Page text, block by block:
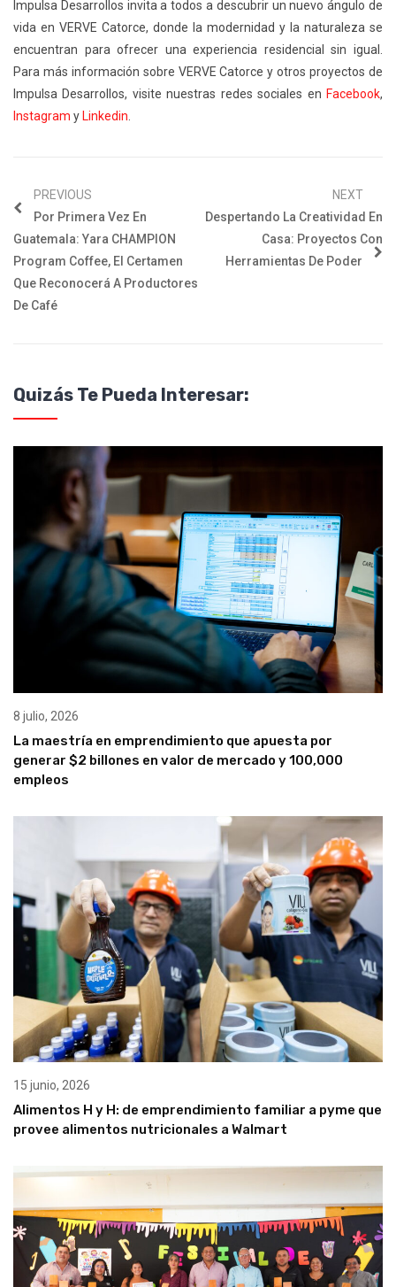
Impulsa Desarrollos invita a todos a descubrir un nuevo ángulo de
vida en VERVE Catorce, donde la modernidad y la naturaleza se
encuentran para ofrecer una experiencia residencial sin igual.
Para más información sobre VERVE Catorce y otros proyectos de
Impulsa Desarrollos, visite nuestras redes sociales en Facebook,
Instagram y Linkedin
PREVIOUS
Por Primera Vez En
Guatemala: Yara CHAMPION
Program Coffee, El Certamen
Que Reconocerá A Productores
De Café
NEXT
Despertando La Creatividad En
Casa: Proyectos Con
Herramientas De Poder
Quizás Te Pueda Interesar:
8 julio, 2026
La maestría en emprendimiento que apuesta por
generar $2 billones en valor de mercado y 100,000
empleos
15 junio, 2026
Alimentos H y H: de emprendimiento familiar a pyme que
provee alimentos nutricionales a Walmart